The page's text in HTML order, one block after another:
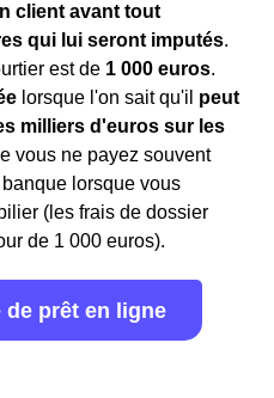
client avant tout
qui lui seront imputés.
est de 1 000 euros.
lorsque l'on sait qu'il peut
milliers d'euros sur les
vous ne payez souvent
lorsque vous
(les frais de dossier
de 1 000 euros).
de prêt en ligne